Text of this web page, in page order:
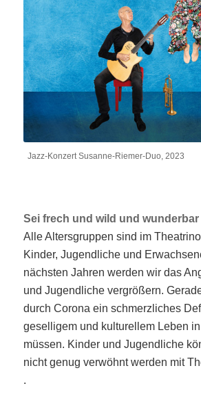
Jazz-Konzert Susanne-Riemer-Duo, 2023
Sei frech und wild und wunderbar
Alle Altersgruppen sind im
Kinder, Jugendliche und
nächsten Jahren werden wir das
und Jugendliche vergrößern.
durch Corona ein schmerzliches
geselligem und kulturellem Leben
müssen. Kinder und Jugendliche
nicht genug verwöhnt werden mit
.